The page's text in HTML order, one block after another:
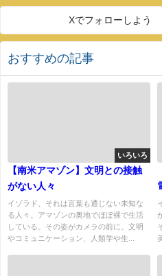
Xでフォローしよう
おすすめの記事
いろいろ
【南米アマゾン】文明との接触
がない人々
イゾラド、それは言葉も通じない未知な
る人々。アマゾンの奥地でほぼ裸で生活
している。その姿がカメラの前に。文明
やコミュニケーション、人類学や生...